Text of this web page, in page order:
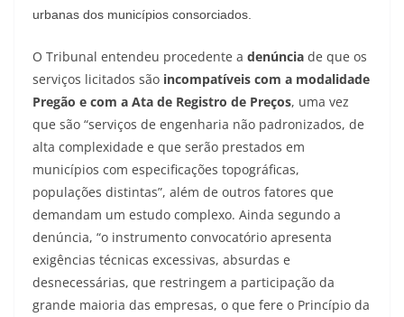
urbanas dos municípios consorciados.
O Tribunal entendeu procedente a denúncia de que os
serviços licitados são incompatíveis com a modalidade
Pregão e com a Ata de Registro de Preços, uma vez
que são “serviços de engenharia não padronizados, de
alta complexidade e que serão prestados em
municípios com especificações topográficas,
populações distintas”, além de outros fatores que
demandam um estudo complexo. Ainda segundo a
denúncia, “o instrumento convocatório apresenta
exigências técnicas excessivas, absurdas e
desnecessárias, que restringem a participação da
grande maioria das empresas, o que fere o Princípio da